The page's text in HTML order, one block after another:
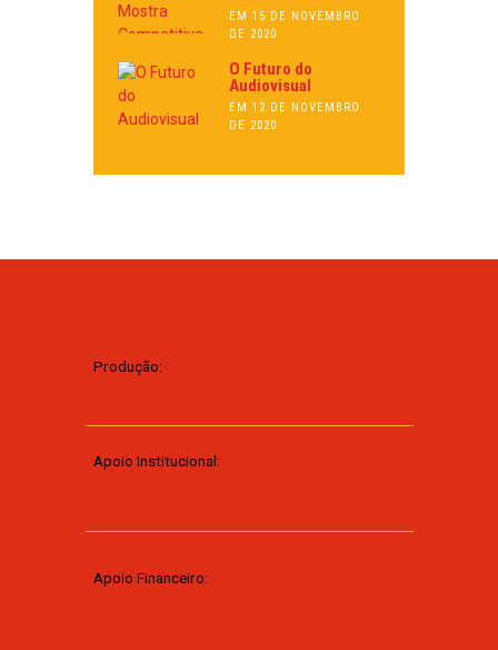
EM 15 DE NOVEMBRO
DE 2020
O Futuro do
Audiovisual
EM 12 DE NOVEMBRO
DE 2020
Produção:
Apoio Institucional:
Apoio Financeiro: